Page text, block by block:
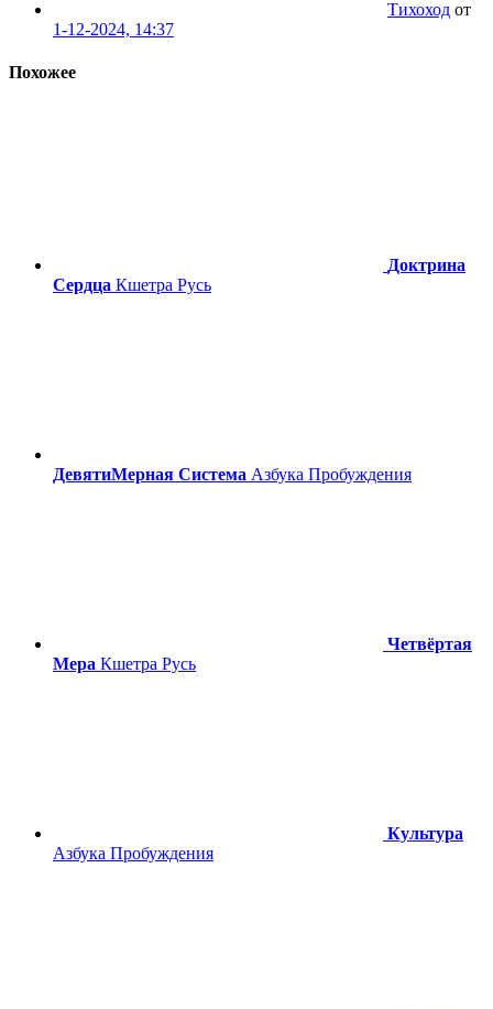
Тихоход от
1-12-2024, 14:37
Похожее
Доктрина
Сердца Кшетра Русь
ДевятиМерная Система Азбука Пробуждения
Четвёртая
Мера Кшетра Русь
Культура
Азбука Пробуждения